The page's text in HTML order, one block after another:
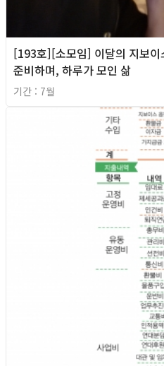
[193호][소모임] 이달의 지보
준비하며, 하루가 모인 삶
기간 : 7월